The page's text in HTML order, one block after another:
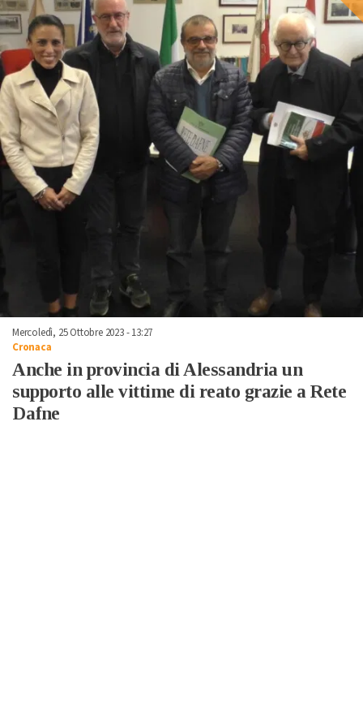
Mercoledì, 25 Ottobre 2023 - 13:27
Cronaca
Anche in provincia di Alessandria un
supporto alle vittime di reato grazie a Rete
Dafne